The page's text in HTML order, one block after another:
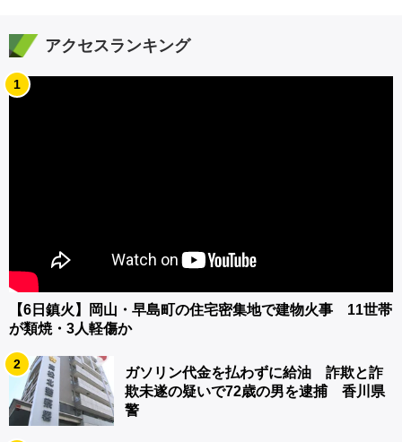
アクセスランキング
1
【6日鎮火】岡山・早島町の住宅密集地で建物火事 11世帯
が類焼・3人軽傷か
2
ガソリン代金を払わずに給油 詐欺と詐
欺未遂の疑いで72歳の男を逮捕 香川県
警